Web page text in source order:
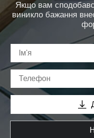
Якщо вам
виникло бажання